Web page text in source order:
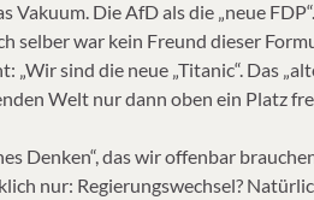
Die AfD als die „neue
selber war kein Freund dieser
sind die neue „Titanic“. Das
Welt nur dann oben ein Platz
Denken“, das wir offenbar
nur: Regierungswechsel?